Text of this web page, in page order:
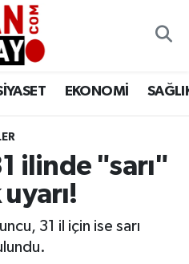
EKONOMİ
ilinde "sarı"
31 il için ise sarı
ve Fikstür